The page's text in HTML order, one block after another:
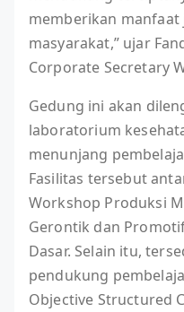
memberikan
masyarakat,” ujar
Corporate Secretary
Gedung ini akan
laboratorium
menunjang
Fasilitas tersebut
Workshop Produksi
Gerontik dan
Dasar. Selain itu,
pendukung
Objective Structured